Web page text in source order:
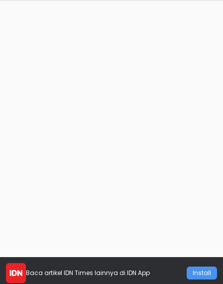
Baca artikel IDN Times lainnya di IDN App Install